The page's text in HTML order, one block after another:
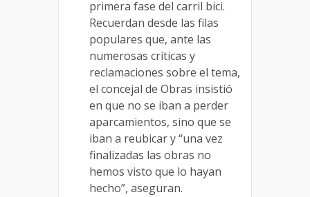
primera fase del carril bici.
Recuerdan desde las filas
populares que, ante las
numerosas críticas y
reclamaciones sobre el tema,
el concejal de Obras insistió
en que no se iban a perder
aparcamientos, sino que se
iban a reubicar y “una vez
finalizadas las obras no
hemos visto que lo hayan
hecho”, aseguran.